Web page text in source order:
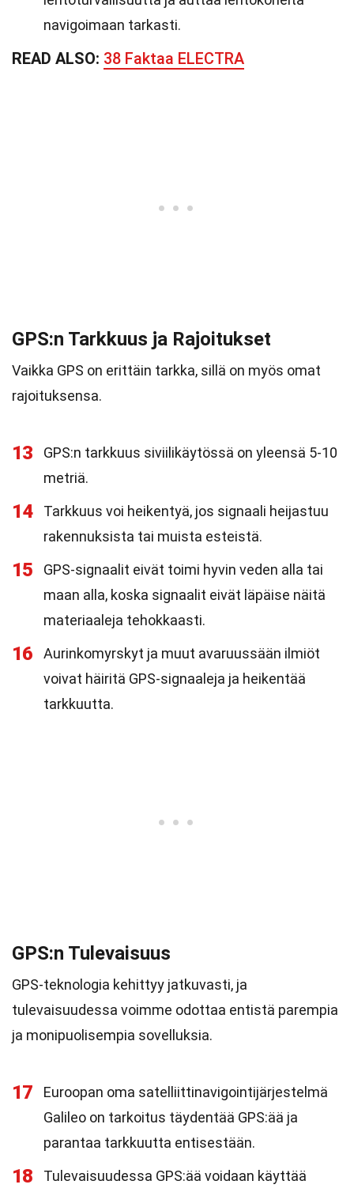
navigoimaan tarkasti.
READ ALSO: 38 Faktaa ELECTRA
GPS:n Tarkkuus ja Rajoitukset
Vaikka GPS on erittäin tarkka, sillä on myös omat
rajoituksensa.
13
GPS:n tarkkuus siviilikäytössä on yleensä 5-10
metriä.
14
Tarkkuus voi heikentyä, jos signaali heijastuu
rakennuksista tai muista esteistä.
15
GPS-signaalit eivät toimi hyvin veden alla tai
maan alla, koska signaalit eivät läpäise näitä
materiaaleja tehokkaasti.
16
Aurinkomyrskyt ja muut avaruussään ilmiöt
voivat häiritä GPS-signaaleja ja heikentää
tarkkuutta.
GPS:n Tulevaisuus
GPS-teknologia kehittyy jatkuvasti, ja
tulevaisuudessa voimme odottaa entistä parempia
ja monipuolisempia sovelluksia.
17
Euroopan oma satelliittinavigointijärjestelmä
Galileo on tarkoitus täydentää GPS:ää ja
parantaa tarkkuutta entisestään.
18
Tulevaisuudessa GPS:ää voidaan käyttää